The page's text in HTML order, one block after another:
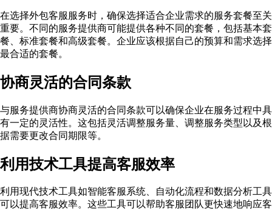
在选择外包客服服务时，确保选择适合企业需求的服务套餐至关
重要。不同的服务提供商可能提供各种不同的套餐，包括基本套
餐、标准套餐和高级套餐。企业应该根据自己的预算和需求选择
最合适的套餐。
协商灵活的合同条款
与服务提供商协商灵活的合同条款可以确保企业在服务过程中具
有一定的灵活性。这包括灵活调整服务量、调整服务类型以及根
据需要更改合同期限等。
利用技术工具提高客服效率
利用现代技术工具如智能客服系统、自动化流程和数据分析工具
可以提高客服效率。这些工具可以帮助客服团队更快速地响应客